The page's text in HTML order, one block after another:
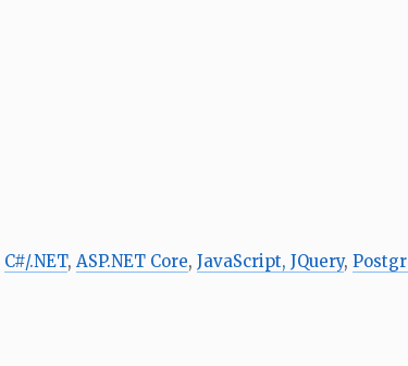
C#/.NET, ASP.NET Core, JavaScript, JQuery,